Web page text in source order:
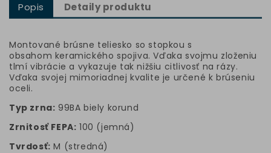
Popis Detaily produktu
Montované brúsne teliesko so stopkou s
obsahom keramického spojiva. Vďaka svojmu zloženiu
tlmí vibrácie a vykazuje tak nižšiu citlivosť na rázy.
Vďaka svojej mimoriadnej kvalite je určené k brúseniu
oceli.
Typ zrna: 99BA biely korund
Zrnitosť FEPA: 100 (jemná)
Tvrdosť: M (stredná)